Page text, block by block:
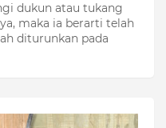
dukun atau tukang
maka ia berarti telah
diturunkan pada